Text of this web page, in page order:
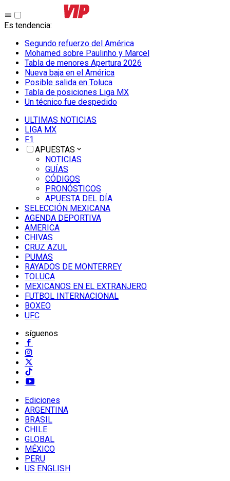
Es tendencia:
Segundo refuerzo del América
Mohamed sobre Paulinho y Marcel
Tabla de menores Apertura 2026
Nueva baja en el América
Posible salida en Toluca
Tabla de posiciones Liga MX
Un técnico fue despedido
ULTIMAS NOTICIAS
LIGA MX
F1
APUESTAS
NOTICIAS
GUÍAS
CÓDIGOS
PRONÓSTICOS
APUESTA DEL DÍA
SELECCIÓN MEXICANA
AGENDA DEPORTIVA
AMERICA
CHIVAS
CRUZ AZUL
PUMAS
RAYADOS DE MONTERREY
TOLUCA
MEXICANOS EN EL EXTRANJERO
FUTBOL INTERNACIONAL
BOXEO
UFC
síguenos
Ediciones
ARGENTINA
BRASIL
CHILE
GLOBAL
MÉXICO
PERU
US ENGLISH